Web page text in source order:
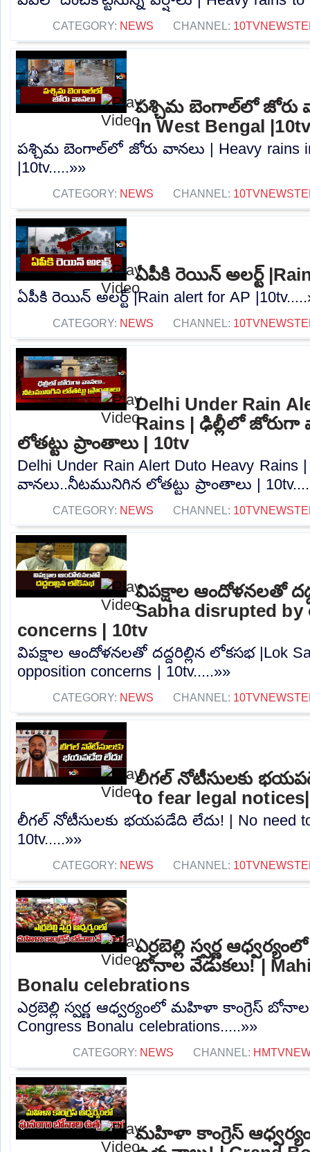
CATEGORY: NEWS CHANNEL:
పశ్చిమ బెంగాల్‌లో జోరు
in West Bengal
పశ్చిమ బెంగాల్‌లో జోరు వానలు | Heavy rains
|10tv.....»»
CATEGORY: NEWS CHANNEL:
ఏపీకి రెయిన్ అలర్ట్
ఏపీకి రెయిన్ అలర్ట్ |Rain alert for AP
CATEGORY: NEWS CHANNEL:
Delhi Under Rain
Rains | ఢిల్లీలో
లోతట్టు ప్రాంతాలు | 10tv
Delhi Under Rain Alert Duto Heavy
వానలు..నీటమునిగిన లోతట్టు ప్రాంతాలు |
CATEGORY: NEWS CHANNEL:
విపక్షాల ఆందోళనలతో
Sabha disrupted
concerns | 10tv
విపక్షాల ఆందోళనలతో దద్దరిల్లిన లోకసభ |Lok
opposition concerns | 10tv.....»»
CATEGORY: NEWS CHANNEL:
లీగల్ నోటీసులకు
to fear legal
లీగల్ నోటీసులకు భయపడేది లేదు! | No need to
10tv.....»»
CATEGORY: NEWS CHANNEL:
ఎర్రబెల్లి స్వర్ణ
బోనాల వేడుకలు! |
Bonalu celebrations
ఎర్రబెల్లి స్వర్ణ ఆధ్వర్యంలో మహిళా కాంగ్రెస్ బోనాల
Congress Bonalu celebrations.....»»
CATEGORY: NEWS CHANNEL:
మహిళా కాంగ్రెస్